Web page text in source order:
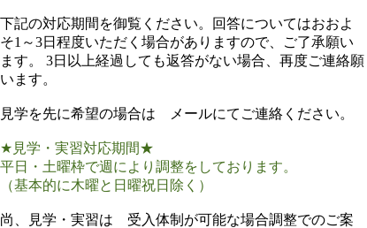
下記の対応期間を御覧ください。回答についてはおおよ
そ1～3日程度いただく場合がありますので、ご了承願い
ます。 3日以上経過しても返答がない場合、再度ご連絡願
います。
見学を先に希望の場合は メールにてご連絡ください。
★見学・実習対応期間★
平日・土曜枠で週により調整をしております。
（基本的に木曜と日曜祝日除く）
尚、見学・実習は 受入体制が可能な場合調整でのご案